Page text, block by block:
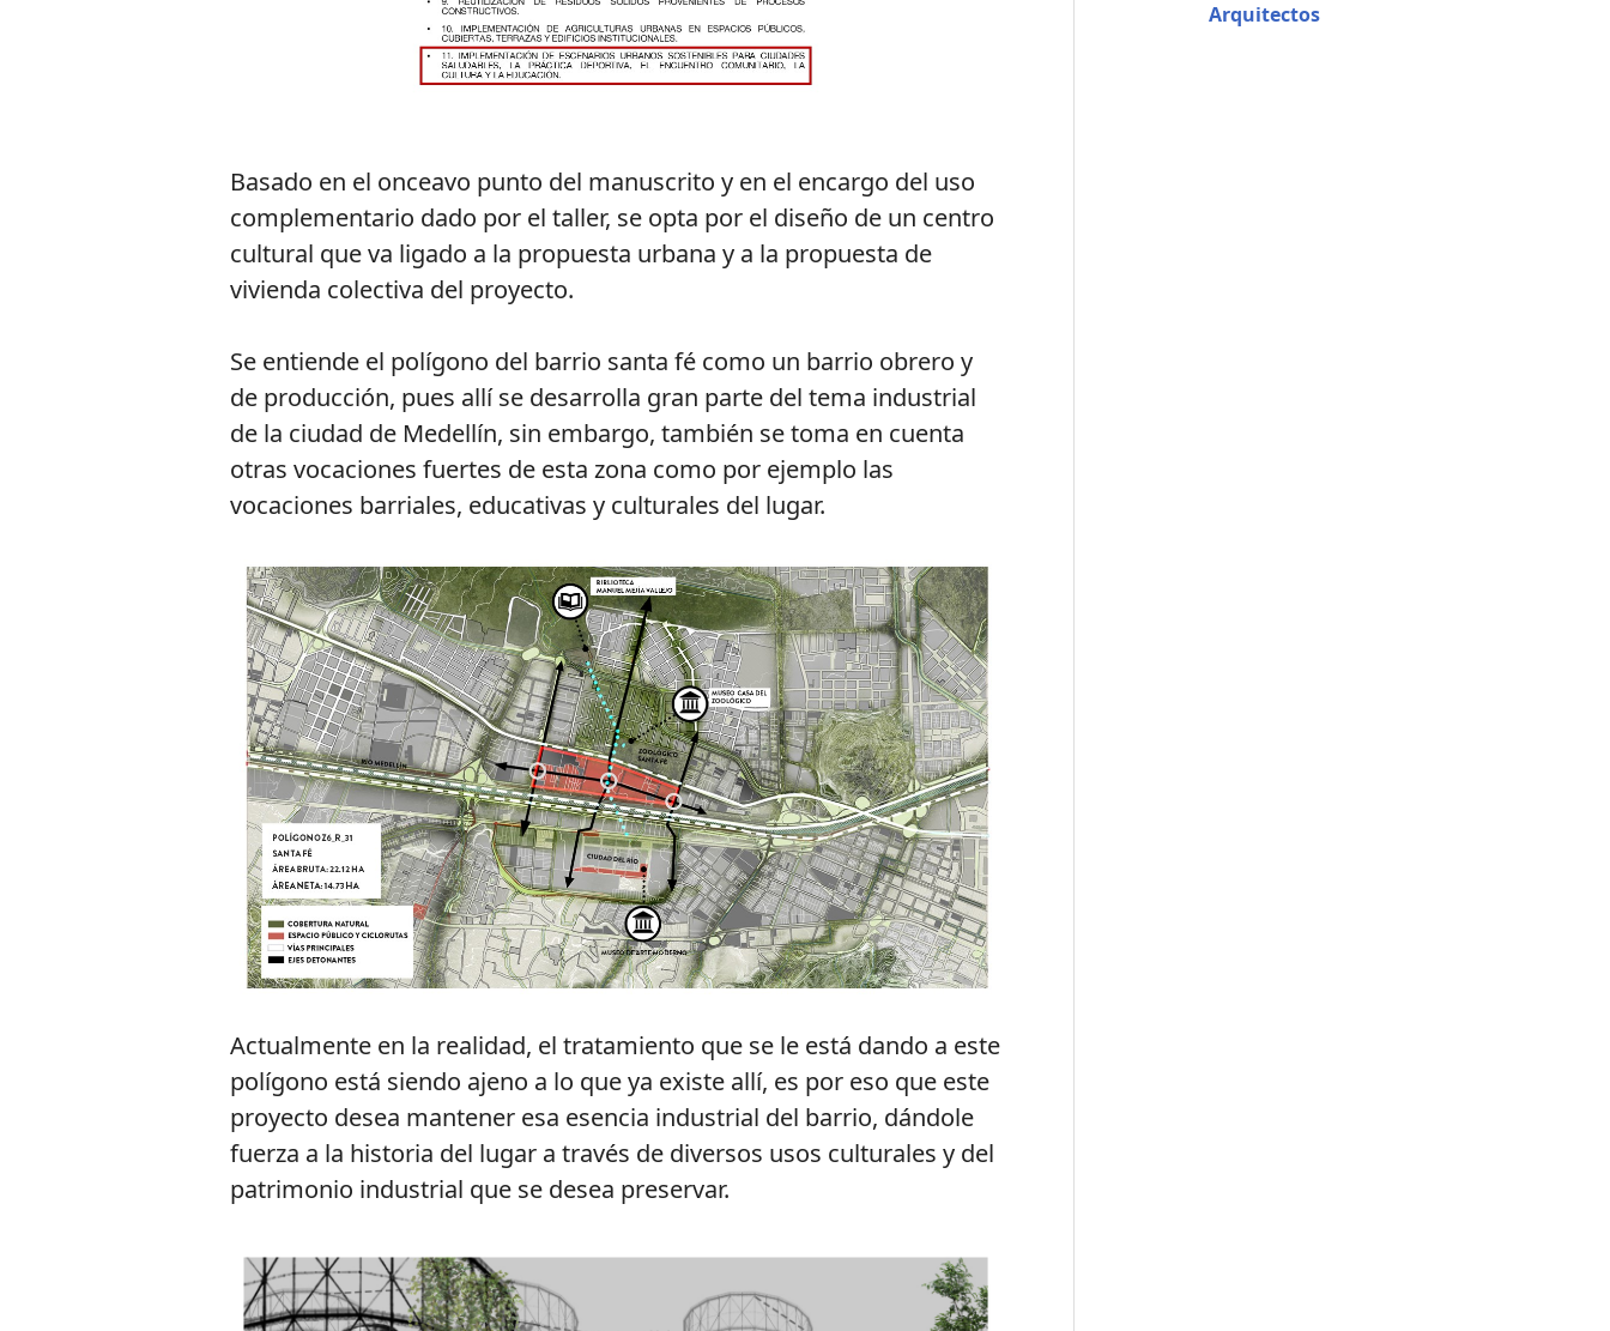
Basado en el onceavo punto del manuscrito y en el encargo del uso
complementario dado por el taller, se opta por el diseño de un centro
cultural que va ligado a la propuesta urbana y a la propuesta de
vivienda colectiva del proyecto.
Se entiende el polígono del barrio santa fé como un barrio obrero y
de producción, pues allí se desarrolla gran parte del tema industrial
de la ciudad de Medellín, sin embargo, también se toma en cuenta
otras vocaciones fuertes de esta zona como por ejemplo las
vocaciones barriales, educativas y culturales del lugar.
Actualmente en la realidad, el tratamiento que se le está dando a este
polígono está siendo ajeno a lo que ya existe allí, es por eso que este
proyecto desea mantener esa esencia industrial del barrio, dándole
fuerza a la historia del lugar a través de diversos usos culturales y del
patrimonio industrial que se desea preservar.
Arquitectos